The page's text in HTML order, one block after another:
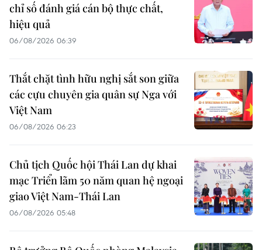
chỉ số đánh giá cán bộ thực chất,
hiệu quả
06/08/2026 06:39
Thắt chặt tình hữu nghị sắt son giữa
các cựu chuyên gia quân sự Nga với
Việt Nam
06/08/2026 06:23
Chủ tịch Quốc hội Thái Lan dự khai
mạc Triển lãm 50 năm quan hệ ngoại
giao Việt Nam-Thái Lan
06/08/2026 05:48